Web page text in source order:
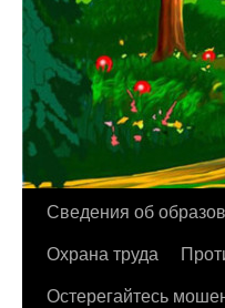
Перейти
содержимому
Сведения об
Охрана труда
Остерегайтесь